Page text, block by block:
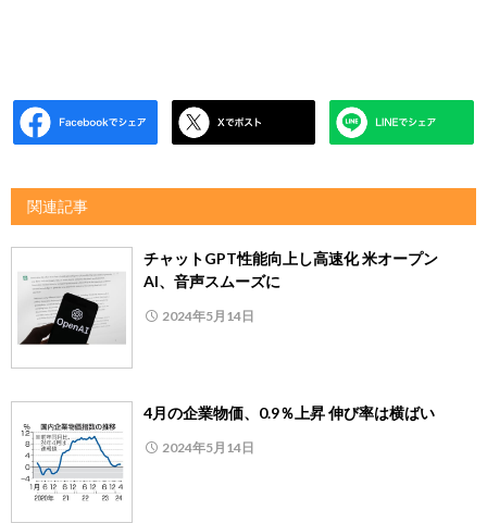
関連記事
チャットGPT性能向上し高速化 米オープン
AI、音声スムーズに
2024年5月14日
4月の企業物価、0.9％上昇 伸び率は横ばい
2024年5月14日